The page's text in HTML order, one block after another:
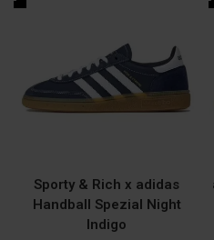
Sporty & Rich x adidas
Handball Spezial Night
Indigo